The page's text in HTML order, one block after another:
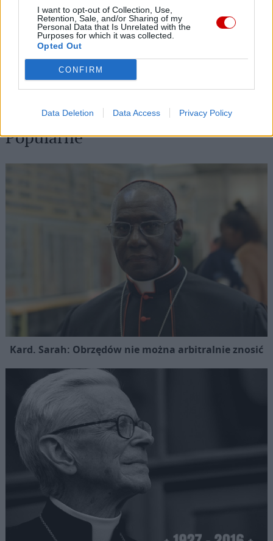
I want to opt-out of Collection, Use,
Retention, Sale, and/or Sharing of my
Personal Data that Is Unrelated with the
Purposes for which it was collected.
Opted Out
CONFIRM
Data Deletion Data Access Privacy Policy
07 sierpnia 2026 | 19:41
Kard. Tagle: Przemienienie Jezusa w świecie oszpeconym wojną
07 sierpnia 2026 | 19:21
Prawosławny metropolita Finlandii krytykuje patriarchę Cyryla
za słowa o broni atomowej
Od 10 sierpnia zapisy na liturgie pod przewodnictwem papieża
Popularne
Kard. Sarah: Obrzędów nie można arbitralnie znosić